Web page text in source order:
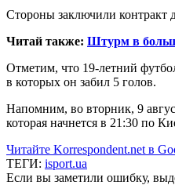
Стороны заключили контракт
Читай также: Штурм в
Отметим, что 19-летний
в которых он забил 5 голов.
Напомним, во вторник, 9
которая начнется в 21:30 по
Читайте Korrespondent.net в
ТЕГИ: isport.ua
Если вы заметили ошибку,